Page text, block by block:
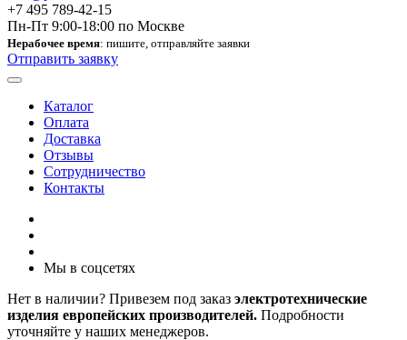
+7 495 789-42-15
Пн-Пт 9:00-18:00 по Москве
Нерабочее время: пишите, отправляйте заявки
Отправить заявку
Каталог
Оплата
Доставка
Отзывы
Сотрудничество
Контакты
Мы в соцсетях
Нет в наличии? Привезем под заказ электротехнические
изделия европейских производителей. Подробности
уточняйте у наших менеджеров.